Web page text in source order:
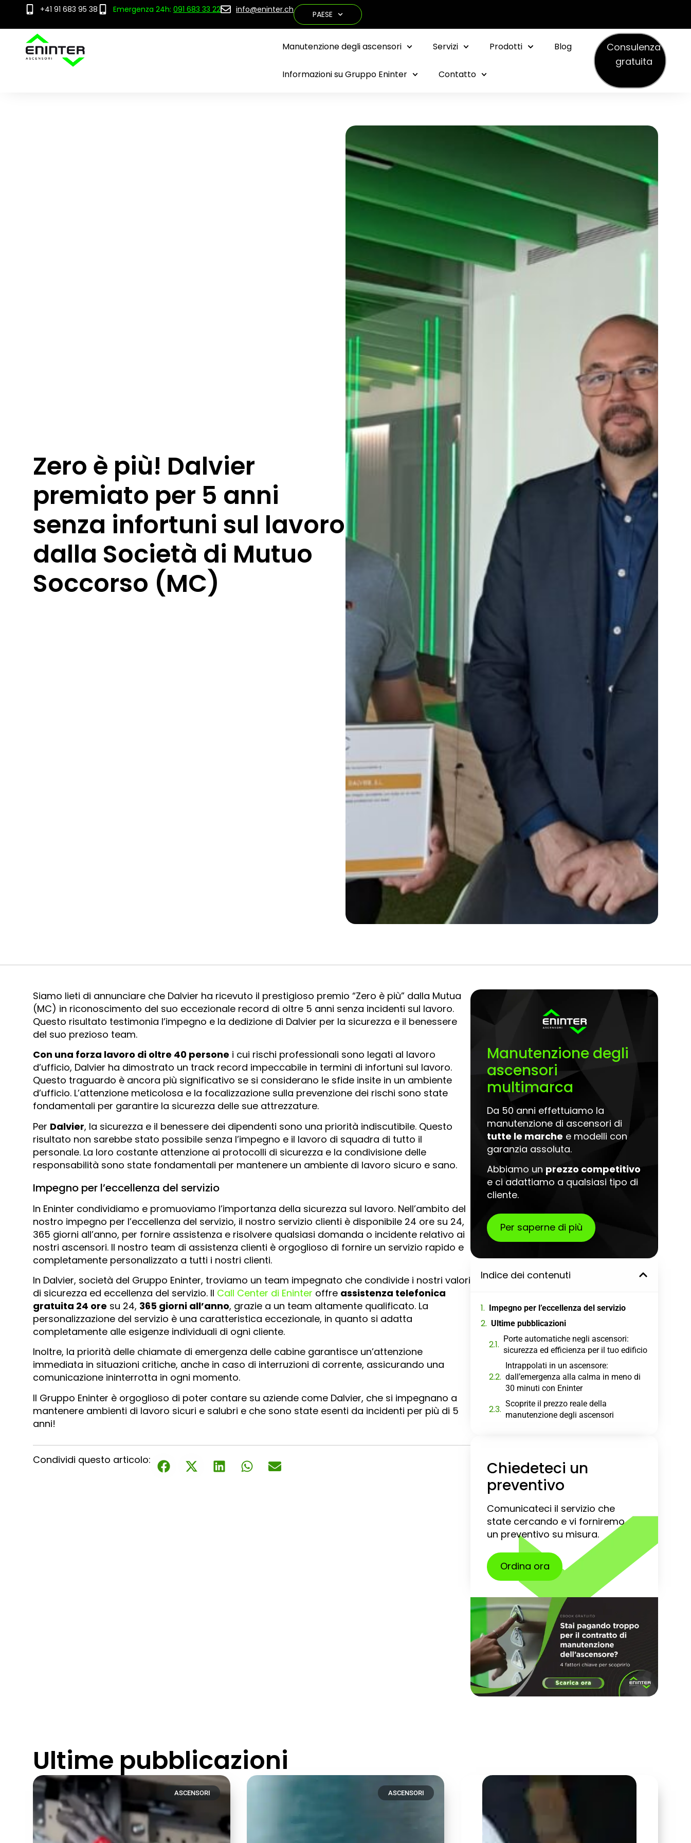
+41 91 683 95 38 Emergenza 24h: 091 683 33 22 info@eninter.ch PAESE
Manutenzione degli ascensori Servizi Prodotti Blog
Informazioni su Gruppo Eninter Contatto
Consulenza
gratuita
Zero è più! Dalvier
premiato per 5 anni
senza infortuni sul lavoro
dalla Società di Mutuo
Soccorso (MC)
Siamo lieti di annunciare che Dalvier ha ricevuto il prestigioso premio “Zero è più” dalla Mutua
(MC) in riconoscimento del suo eccezionale record di oltre 5 anni senza incidenti sul lavoro.
Questo risultato testimonia l’impegno e la dedizione di Dalvier per la sicurezza e il benessere
del suo prezioso team.
Con una forza lavoro di oltre 40 persone i cui rischi professionali sono legati al lavoro
d’ufficio, Dalvier ha dimostrato un track record impeccabile in termini di infortuni sul lavoro.
Questo traguardo è ancora più significativo se si considerano le sfide insite in un ambiente
d’ufficio. L’attenzione meticolosa e la focalizzazione sulla prevenzione dei rischi sono state
fondamentali per garantire la sicurezza delle sue attrezzature.
Per Dalvier, la sicurezza e il benessere dei dipendenti sono una priorità indiscutibile. Questo
risultato non sarebbe stato possibile senza l’impegno e il lavoro di squadra di tutto il
personale. La loro costante attenzione ai protocolli di sicurezza e la condivisione delle
responsabilità sono state fondamentali per mantenere un ambiente di lavoro sicuro e sano.
Impegno per l’eccellenza del servizio
In Eninter condividiamo e promuoviamo l’importanza della sicurezza sul lavoro. Nell’ambito del
nostro impegno per l’eccellenza del servizio, il nostro servizio clienti è disponibile 24 ore su 24,
365 giorni all’anno, per fornire assistenza e risolvere qualsiasi domanda o incidente relativo ai
nostri ascensori. Il nostro team di assistenza clienti è orgoglioso di fornire un servizio rapido e
completamente personalizzato a tutti i nostri clienti.
In Dalvier, società del Gruppo Eninter, troviamo un team impegnato che condivide i nostri valori
di sicurezza ed eccellenza del servizio. Il Call Center di Eninter offre assistenza telefonica
gratuita 24 ore su 24, 365 giorni all’anno, grazie a un team altamente qualificato. La
personalizzazione del servizio è una caratteristica eccezionale, in quanto si adatta
completamente alle esigenze individuali di ogni cliente.
Inoltre, la priorità delle chiamate di emergenza delle cabine garantisce un’attenzione
immediata in situazioni critiche, anche in caso di interruzioni di corrente, assicurando una
comunicazione ininterrotta in ogni momento.
Il Gruppo Eninter è orgoglioso di poter contare su aziende come Dalvier, che si impegnano a
mantenere ambienti di lavoro sicuri e salubri e che sono state esenti da incidenti per più di 5
anni!
Condividi questo articolo:
Manutenzione degli
ascensori
multimarca
Da 50 anni effettuiamo la
manutenzione di ascensori di
tutte le marche e modelli con
garanzia assoluta.
Abbiamo un prezzo competitivo
e ci adattiamo a qualsiasi tipo di
cliente.
Per saperne di più
Indice dei contenuti
Impegno per l’eccellenza del servizio
Ultime pubblicazioni
Porte automatiche negli ascensori:
sicurezza ed efficienza per il tuo edificio
Intrappolati in un ascensore:
dall’emergenza alla calma in meno di
30 minuti con Eninter
Scoprite il prezzo reale della
manutenzione degli ascensori
Chiedeteci un
preventivo
Comunicateci il servizio che
state cercando e vi forniremo
un preventivo su misura.
Ordina ora
Ultime pubblicazioni
ASCENSORI ASCENSORI